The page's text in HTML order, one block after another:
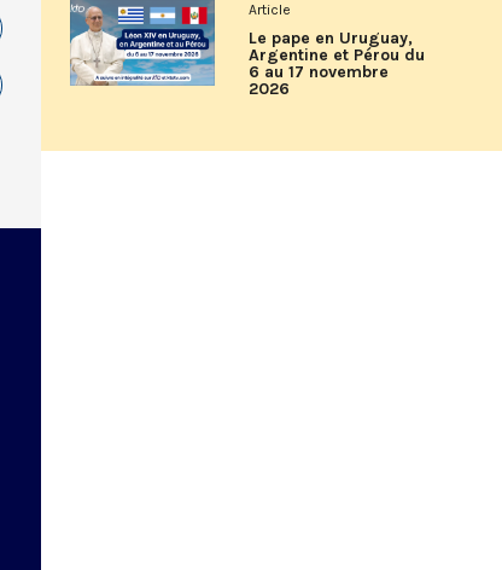
Article
Le pape en Uruguay,
Argentine et Pérou du
6 au 17 novembre
2026